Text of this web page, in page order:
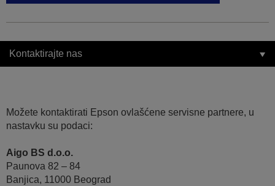
Kontaktirajte nas
Možete kontaktirati Epson ovlašćene servisne partnere, u
nastavku su podaci:
Aigo BS d.o.o.
Paunova 82 – 84
Banjica, 11000 Beograd